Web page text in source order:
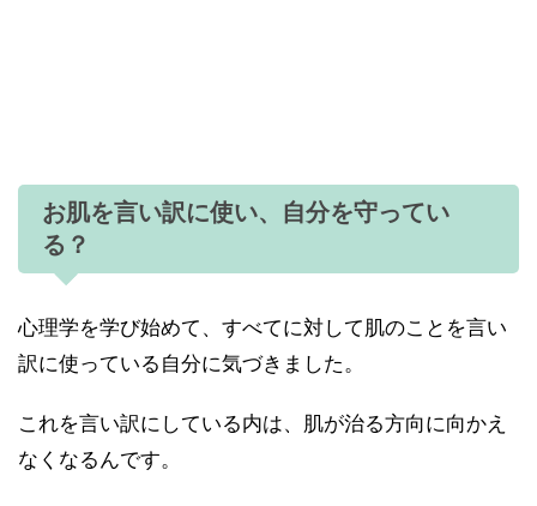
お肌を言い訳に使い、自分を守ってい
る？
心理学を学び始めて、すべてに対して肌のことを言い
訳に使っている自分に気づきました。
これを言い訳にしている内は、肌が治る方向に向かえ
なくなるんです。